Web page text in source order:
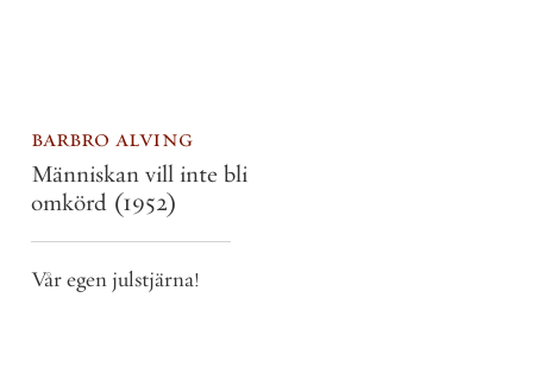
barbro alving
Människan vill inte bli
omkörd (1952)
Vår egen julstjärna!